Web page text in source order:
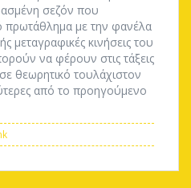
σεζόν που
πρωτάθλημα με την φανέλα
μεταγραφικές κινήσεις του
να φέρουν στις τάξεις
θεωρητικό τουλάχιστον
από το προηγούμενο